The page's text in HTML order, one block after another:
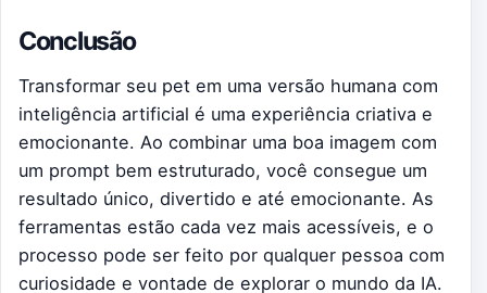
Conclusão
Transformar seu pet em uma versão humana com
inteligência artificial é uma experiência criativa e
emocionante. Ao combinar uma boa imagem com
um prompt bem estruturado, você consegue um
resultado único, divertido e até emocionante. As
ferramentas estão cada vez mais acessíveis, e o
processo pode ser feito por qualquer pessoa com
curiosidade e vontade de explorar o mundo da IA.